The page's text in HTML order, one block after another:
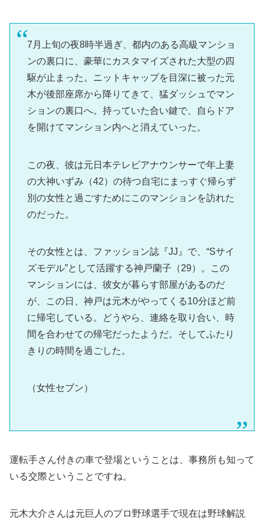
7月上旬の夜8時半過ぎ、都内のある高級マンショ
ンの裏口に、豪華にカスタマイズされた大型の四
駆が止まった。ニットキャップを目深に被った元
木が後部座席から降りてきて、猛ダッシュでマン
ションの裏口へ。持っていた合い鍵で、自らドア
を開けてマンション内へと消えていった。
この夜、彼は元日本テレビアナウンサーで年上妻
の大神いずみ（42）の待つ自宅にまっすぐ帰らず
別の女性と過ごすためにこのマンションを訪れた
のだった。
その女性とは、ファッション誌『JJ』で、“Sサイ
ズモデル”として活躍する神戸蘭子（29）。この
マンションには、彼女が暮らす部屋があるのだ
が、この日、神戸は元木がやってくる10分ほど前
に帰宅している。どうやら、連絡を取り合い、時
間を合わせての帰宅だったようだ。そしてふたり
きりの時間を過ごした。
（女性セブン）
運転手さん付きの車で登場ということは、事務所も知って
いる交際ということですね。
元木大介さんは元巨人のプロ野球選手で現在は野球解説